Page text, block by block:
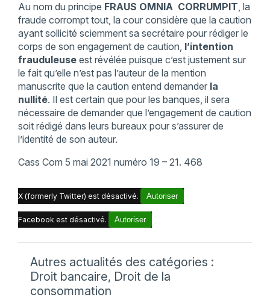
Au nom du principe FRAUS OMNIA CORRUMPIT, la
fraude corrompt tout, la cour considère que la caution
ayant sollicité sciemment sa secrétaire pour rédiger le
corps de son engagement de caution, l’intention
frauduleuseest révélée puisque c’est justement sur
le fait qu’elle n’est pas l’auteur de la mention
manuscrite que la caution entend demanderla
nullité. Il est certain que pour les banques, il sera
nécessaire de demander que l’engagement de caution
soit rédigé dans leurs bureaux pour s’assurer de
l’identité de son auteur.
Cass Com 5 mai 2021 numéro 19 – 21. 468
X (formerly Twitter) est désactivé. Autoriser
Facebook est désactivé. Autoriser
Autres actualités des catégories :
Droit bancaire, Droit de la
consommation